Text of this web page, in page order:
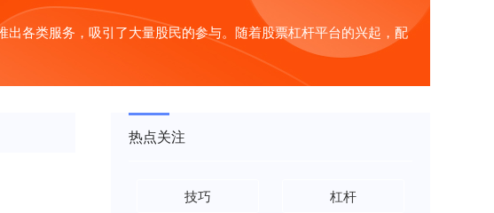
各类服务，吸引了大量股民的参与。随着股票杠杆平台的兴起，配
热点关注
技巧 杠杆